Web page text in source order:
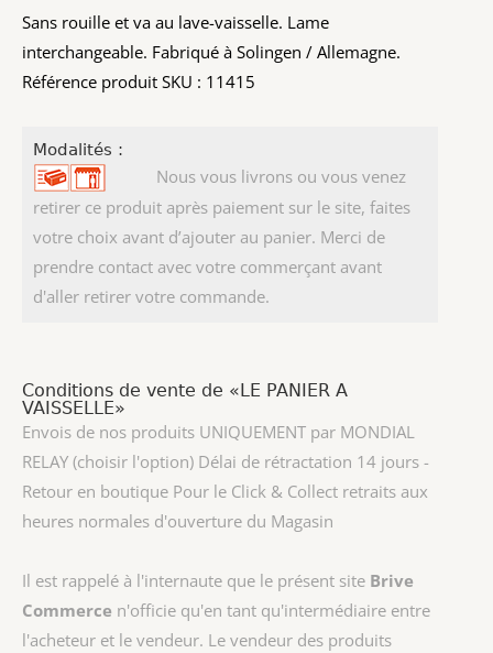
Sans rouille et va au lave-vaisselle. Lame
interchangeable. Fabriqué à Solingen / Allemagne.
Référence produit SKU : 11415
Modalités :
Nous vous livrons ou vous venez
retirer ce produit après paiement sur le site, faites
votre choix avant d’ajouter au panier. Merci de
prendre contact avec votre commerçant avant
d'aller retirer votre commande.
Conditions de vente de «LE PANIER A
VAISSELLE»
Envois de nos produits UNIQUEMENT par MONDIAL
RELAY (choisir l'option) Délai de rétractation 14 jours -
Retour en boutique Pour le Click & Collect retraits aux
heures normales d'ouverture du Magasin
Il est rappelé à l'internaute que le présent site Brive
Commerce n'officie qu'en tant qu'intermédiaire entre
l'acheteur et le vendeur. Le vendeur des produits